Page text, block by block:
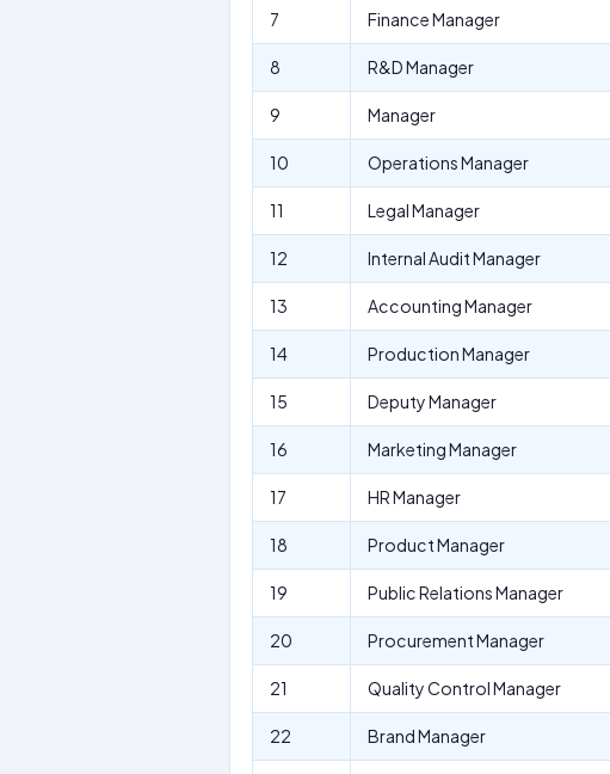
7 Finance Manager
8 R&D Manager
9 Manager
10 Operations Manager
11 Legal Manager
12 Internal Audit Manager
13 Accounting Manager
14 Production Manager
15 Deputy Manager
16 Marketing Manager
17 HR Manager
18 Product Manager
19 Public Relations Manager
20 Procurement Manager
21 Quality Control Manager
22 Brand Manager